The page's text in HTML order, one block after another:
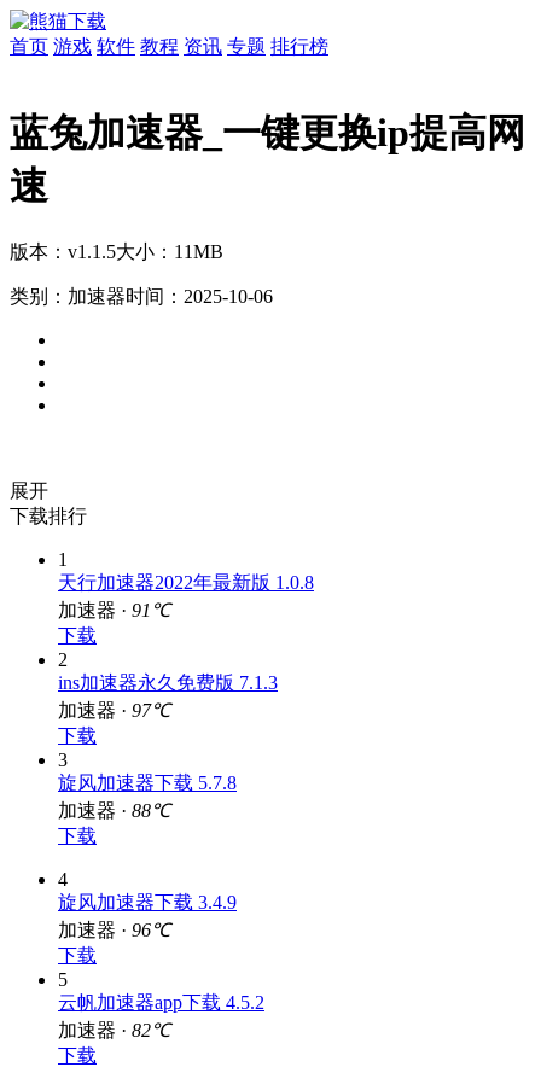
首页 游戏 软件 教程 资讯 专题 排行榜
蓝兔加速器_一键更换ip提高网
速
版本：v1.1.5大小：11MB
类别：加速器时间：2025-10-06
展开
下载排行
1
天行加速器2022年最新版 1.0.8
加速器 · 91℃
下载
2
ins加速器永久免费版 7.1.3
加速器 · 97℃
下载
3
旋风加速器下载 5.7.8
加速器 · 88℃
下载
4
旋风加速器下载 3.4.9
加速器 · 96℃
下载
5
云帆加速器app下载 4.5.2
加速器 · 82℃
下载